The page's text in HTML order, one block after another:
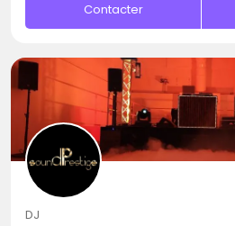
Contacter
DJ